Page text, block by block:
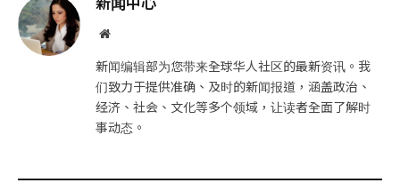
网
新闻编辑部为您带来全球华人社区的最新资讯。我
们致力于提供准确、及时的新闻报道，涵盖政治、
经济、社会、文化等多个领域，让读者全面了解时
事动态。